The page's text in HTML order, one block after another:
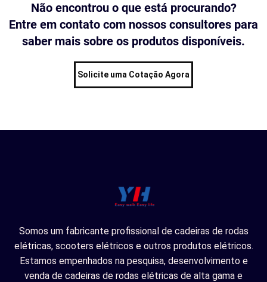
Não encontrou o que está procurando?
Entre em contato com nossos consultores para
saber mais sobre os produtos disponíveis.
Solicite uma Cotação Agora
Somos um fabricante profissional de cadeiras de rodas
elétricas, scooters elétricos e outros produtos elétricos.
Estamos empenhados na pesquisa, desenvolvimento e
venda de cadeiras de rodas elétricas de alta gama e